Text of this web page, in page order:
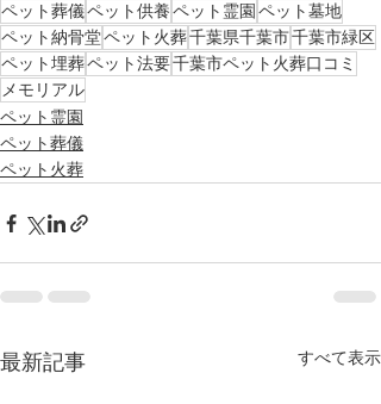
ペット葬儀ペット供養ペット霊園 ペット墓地
ペット納骨堂ペット火葬千葉県千葉市千葉市緑区
ペット埋葬ペット法要千葉市ペット火葬口コミ
メモリアル
ペット霊園
ペット葬儀
ペット火葬
最新記事 すべて表示